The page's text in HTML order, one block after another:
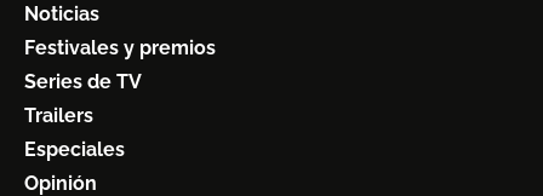
Noticias
Festivales y premios
Series de TV
Trailers
Especiales
Opinión